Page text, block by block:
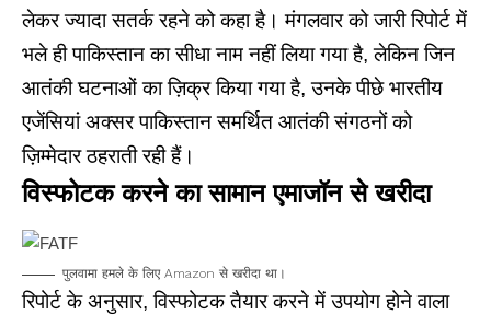
लेकर ज्यादा सतर्क रहने को कहा है। मंगलवार को जारी रिपोर्ट में
भले ही पाकिस्तान का सीधा नाम नहीं लिया गया है, लेकिन जिन
आतंकी घटनाओं का ज़िक्र किया गया है, उनके पीछे भारतीय
एजेंसियां अक्सर पाकिस्तान समर्थित आतंकी संगठनों को
ज़िम्मेदार ठहराती रही हैं।
विस्फोटक करने का सामान एमाजॉन से खरीदा
पुलवामा हमले के लिए Amazon से खरीदा था।
रिपोर्ट के अनुसार, विस्फोटक तैयार करने में उपयोग होने वाला